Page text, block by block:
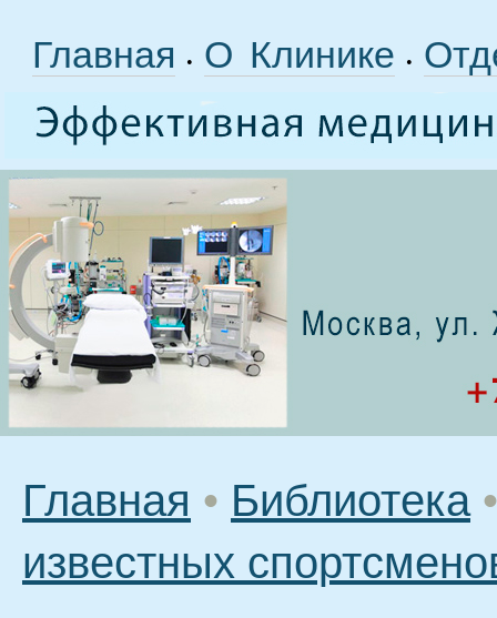
Главная • О Клинике •
Главная • Библиотека •
известных